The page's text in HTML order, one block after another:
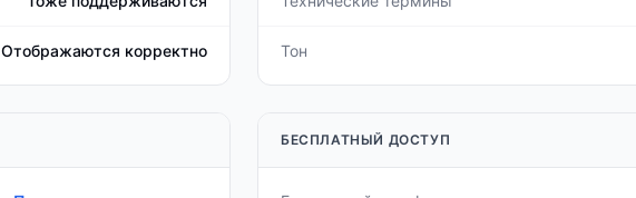
Отображаются корректно Тон
БЕСПЛАТНЫЙ ДОСТУП